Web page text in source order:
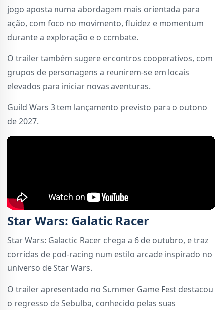
jogo aposta numa abordagem mais orientada para
ação, com foco no movimento, fluidez e momentum
durante a exploração e o combate.
O trailer também sugere encontros cooperativos, com
grupos de personagens a reunirem-se em locais
elevados para iniciar novas aventuras.
Guild Wars 3 tem lançamento previsto para o outono
de 2027.
Star Wars: Galatic Racer
Star Wars: Galactic Racer chega a 6 de outubro, e traz
corridas de pod-racing num estilo arcade inspirado no
universo de Star Wars.
O trailer apresentado no Summer Game Fest destacou
o regresso de Sebulba, conhecido pelas suas